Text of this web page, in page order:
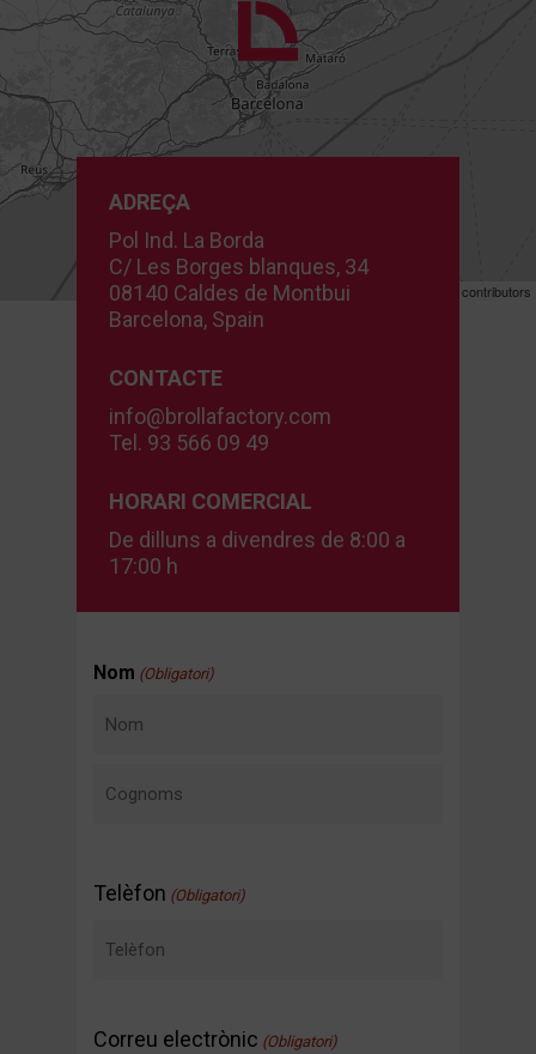
Leaflet | © contributors
ADREÇA
Pol Ind. La Borda
C/ Les Borges blanques, 34
08140 Caldes de Montbui
Barcelona, Spain
CONTACTE
info@brollafactory.com
Tel. 93 566 09 49
HORARI COMERCIAL
De dilluns a divendres de 8:00 a
17:00 h
Nom (Obligatori)
Telèfon (Obligatori)
Correu electrònic (Obligatori)